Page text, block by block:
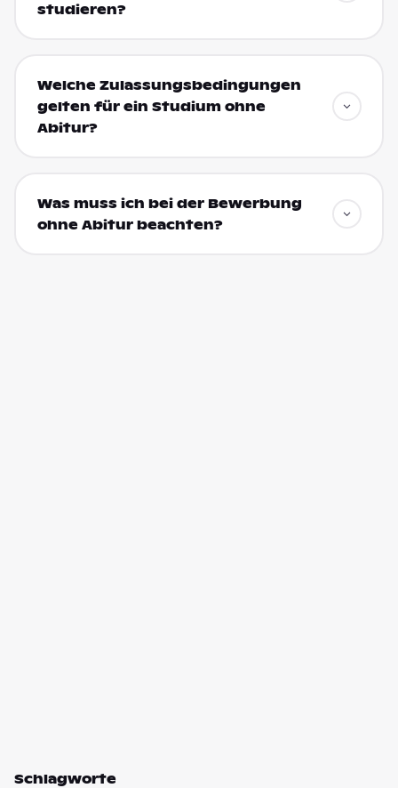
studieren?
Welche Zulassungsbedingungen
gelten für ein Studium ohne
Abitur?
Was muss ich bei der Bewerbung
ohne Abitur beachten?
Schlagworte